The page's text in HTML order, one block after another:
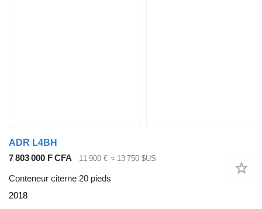
ADR L4BH
7 803 000 F CFA
11 900 € ≈ 13 750 $US
Conteneur citerne 20 pieds
2018